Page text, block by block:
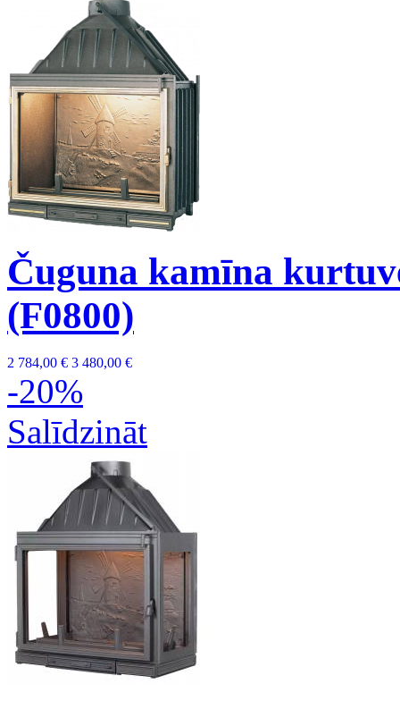
Čuguna kamīna
(F0800)
2 784,00 € 3 480,00 €
-20%
Salīdzināt